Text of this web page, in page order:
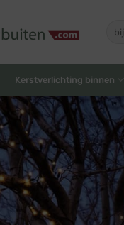
naar:
Kerstverlichting binnen